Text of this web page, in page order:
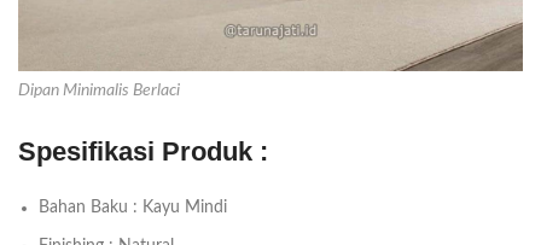
Dipan Minimalis Berlaci
Spesifikasi Produk :
Bahan Baku : Kayu Mindi